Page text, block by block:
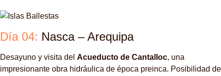
Día 04: Nasca – Arequipa
Desayuno y visita del Acueducto de Cantalloc, una
impresionante obra hidráulica de época preinca. Posibilidad de